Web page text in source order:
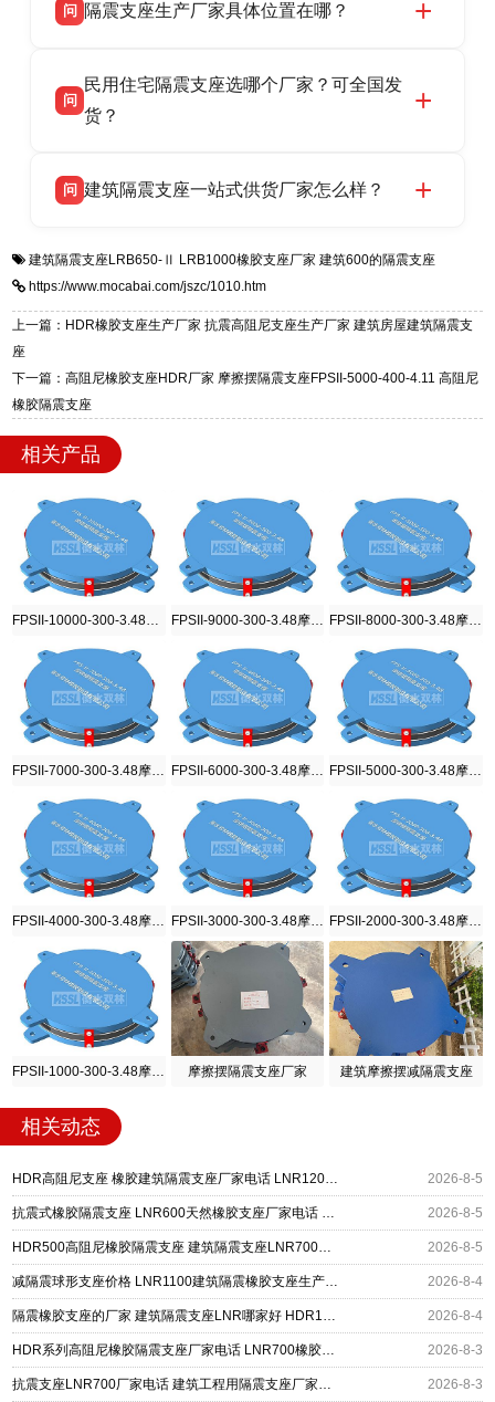
话：13323182312。
品资质齐全，每批次产品均配有正规第三方检测
货，厂家电话：13323182312，地址迎宾大街 9
号北方工业基地。
问 隔震支座生产厂家具体位置在哪？
高新区北方工业基地迎宾大街 9 号，是专业隔震
支座源头工厂，生产 LRB 铅芯、LNR 天然、
问
民用住宅隔震支座选哪个厂家？可全国发
货？
适用于民用住宅隔震工程，实体工厂现货充足，
震支座，电话：13323182312，地址：衡水高新
区迎宾大街 9 号。
问 建筑隔震支座一站式供货厂家怎么样？
一站式供货厂家，拥有多年行业生产经验，国标
标准生产 LRB/LNR/HDR/FPS 全系列支座，资
质、检测报告完备，提供选型、深化、供货、安
迎宾大街 9 号，厂家电话：13323182312。
建筑隔震支座LRB650-Ⅱ LRB1000橡胶支座厂家 建筑600的隔震支座
https://www.mocabai.com/jszc/1010.htm
上一篇：HDR橡胶支座生产厂家 抗震高阻尼支座生产厂家 建筑房屋建筑隔震支
座
下一篇：高阻尼橡胶支座HDR厂家 摩擦摆隔震支座FPSII-5000-400-4.11 高阻尼
橡胶隔震支座
相关产品
FPSII-9000-300-3.48摩擦摆隔震支座
FPSII-6000-300-3.48摩擦摆隔震支座
FPSII-3000-300-3.48摩擦摆隔震支座
摩擦摆隔震支座厂家 建筑摩擦摆减隔震支座
相关动态
HDR高阻尼支座 橡胶建筑隔震支座厂家电话 LNR1200橡胶支座 2026-8-5
抗震式橡胶隔震支座 LNR600天然橡胶支座厂家电话 建筑隔震支座HDR厂家 2026-8-5
HDR500高阻尼橡胶隔震支座 建筑隔震支座LNR700源头工厂 LNR400支座多少钱 2026-8-5
减隔震球形支座价格 LNR1100建筑隔震橡胶支座生产厂家 LNR1500天然橡胶隔震支座什么价格 2026-8-4
隔震橡胶支座的厂家 建筑隔震支座LNR哪家好 HDR1500高阻尼支座 2026-8-4
HDR系列高阻尼橡胶隔震支座厂家电话 LNR700橡胶支座 建筑隔振支座厂家电话 2026-8-3
抗震支座LNR700厂家电话 建筑工程用隔震支座厂家电话 钢结构建筑隔震支座源头工厂 2026-8-3